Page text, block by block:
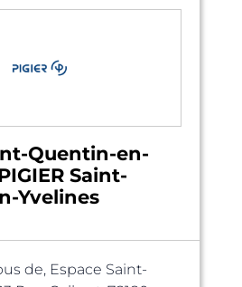
Quentin-en-
Saint-
Yvelines
de, Espace Saint-